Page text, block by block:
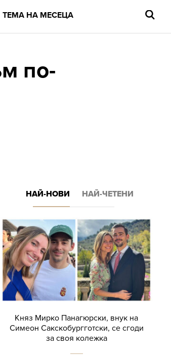
ТЕМА НА МЕСЕЦА
по-
НАЙ-НОВИ НАЙ-ЧЕТЕНИ
Княз Мирко Панагюрски, внук на
Симеон Сакскобургготски, се сгоди
за своя колежка